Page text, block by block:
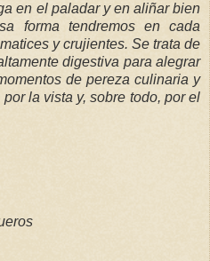
en el paladar y en aliñar bien
forma tendremos en cada
y crujientes. Se trata de
digestiva para alegrar
de pereza culinaria y
la vista y, sobre todo, por el